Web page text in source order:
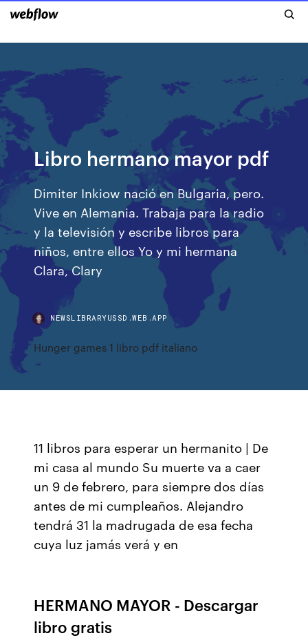
Libro hermano mayor pdf
Dimiter Inkiow nació en Bulgaria, pero.
Vive en Alemania. Trabaja para la radio
y la televisión y escribe libros para
niños, entre ellos Yo y mi hermana
Clara, Clary
NEWSLIBRARYUSSD.WEB.APP
Hunger games 1 libro pdf italiano
11 libros para esperar un hermanito | De
mi casa al mundo Su muerte va a caer
un 9 de febrero, para siempre dos días
antes de mi cumpleaños. Alejandro
tendrá 31 la madrugada de esa fecha
cuya luz jamás verá y en
HERMANO MAYOR - Descargar
libro gratis